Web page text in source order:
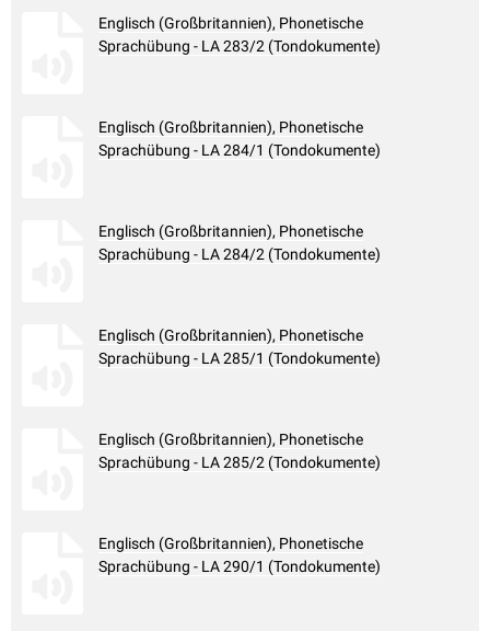
Englisch (Großbritannien), Phonetische
Sprachübung - LA 283/2 (Tondokumente)
Englisch (Großbritannien), Phonetische
Sprachübung - LA 284/1 (Tondokumente)
Englisch (Großbritannien), Phonetische
Sprachübung - LA 284/2 (Tondokumente)
Englisch (Großbritannien), Phonetische
Sprachübung - LA 285/1 (Tondokumente)
Englisch (Großbritannien), Phonetische
Sprachübung - LA 285/2 (Tondokumente)
Englisch (Großbritannien), Phonetische
Sprachübung - LA 290/1 (Tondokumente)